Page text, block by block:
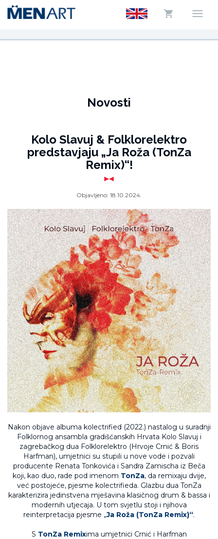
Novosti
Kolo Slavuj & Folklorelektro
predstavjaju „Ja Roža (TonZa
Remix)“!
Objavljeno: 18.10.2024.
Nakon objave albuma kolectrified (2022.) nastalog u suradnji
Folklornog ansambla gradišćanskih Hrvata Kolo Slavuj i
zagrebačkog dua Folklorelektro (Hrvoje Crnić & Boris
Harfman), umjetnici su stupili u nove vode i pozvali
producente Renata Tonkovića i Sandra Zamischa iz Beča
koji, kao duo, rade pod imenom TonZa, da remixaju dvije,
već postojeće, pjesme kolectrifieda. Glazbu dua TonZa
karakterizira jedinstvena mješavina klasičnog drum & bassa i
modernih utjecaja. U tom svjetlu stoji i njihova
reinterpretacija pjesme „Ja Roža (TonZa Remix)“.
S TonZa Remixima umjetnici Crnić i Harfman